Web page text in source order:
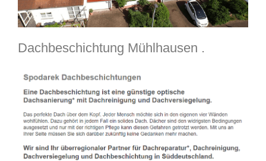
Dachbeschichtung Mühlhausen .